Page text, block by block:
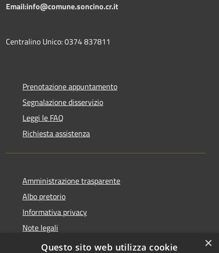
Email:info@comune.soncino.cr.it
Centralino Unico: 0374 837811
Prenotazione appuntamento
Segnalazione disservizio
Leggi le FAQ
Richiesta assistenza
Amministrazione trasparente
Albo pretorio
Informativa privacy
Note legali
Dichiarazione di accessibilità
×
Questo sito web utilizza cookie